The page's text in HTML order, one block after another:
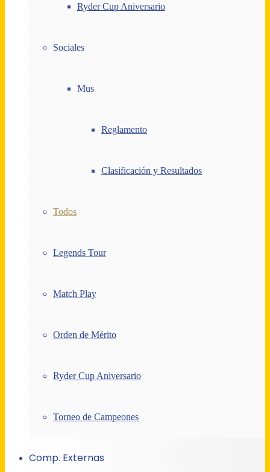
Ryder Cup Aniversario
Sociales
Mus
Reglamento
Clasificación y Resultados
Todos
Legends Tour
Match Play
Orden de Mérito
Ryder Cup Aniversario
Torneo de Campeones
Comp. Externas